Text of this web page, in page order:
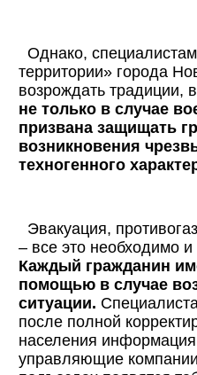
Однако,
территории» города
возрождать традиции,
не только в случае
призвана защищать
возникновения
техногенного
Эвакуация,
– все это необходимо
Каждый гражданин
помощью в случае
ситуации.
после полной
населения
управляющие